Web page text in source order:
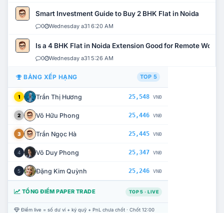
Smart Investment Guide to Buy 2 BHK Flat in Noida
0 Wednesday a31 6:20 AM
Is a 4 BHK Flat in Noida Extension Good for Remote Work?
0 Wednesday a31 5:26 AM
BẢNG XẾP HẠNG TOP 5
1 Trần Thị Hương 25,548 VNĐ
2 Võ Hữu Phong 25,446 VNĐ
3 Trần Ngọc Hà 25,445 VNĐ
4 Võ Duy Phong 25,347 VNĐ
5 Đặng Kim Quỳnh 25,246 VNĐ
TỔNG ĐIỂM PAPER TRADE TOP 5 · LIVE
Điểm live = số dư ví + ký quỹ + PnL chưa chốt · Chốt 12:00